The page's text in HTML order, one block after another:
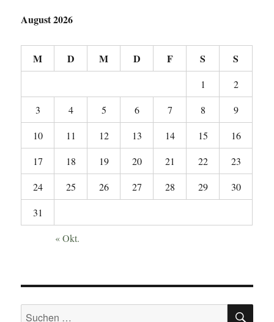
August 2026
M D M D F S S
1
2
3
4 5 6 7 8
9
10
11 12 13 14 15
16
17
18 19 20 21 22
23
24
25 26 27 28 29
30
31
« Okt.
Suchen